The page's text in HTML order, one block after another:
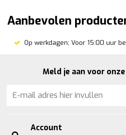
Aanbevolen
Op werkdagen; Voor 15:00 uur
Meld je aan voor
Account